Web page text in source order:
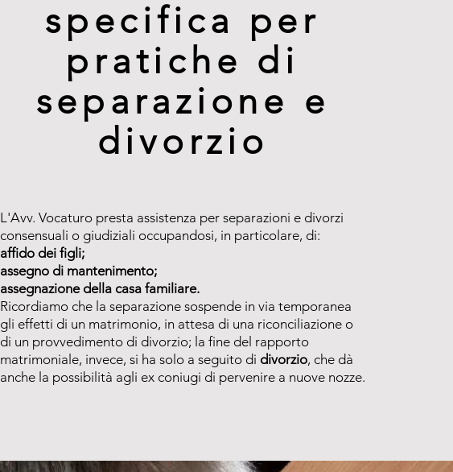
specifica per
pratiche di
separazione e
divorzio
L'Avv. Vocaturo presta assistenza per separazioni e divorzi
consensuali o giudiziali occupandosi, in particolare, di:
affido dei figli;
assegno di mantenimento;
assegnazione della casa familiare.
Ricordiamo che la separazione sospende in via temporanea
gli effetti di un matrimonio, in attesa di una riconciliazione o
di un provvedimento di divorzio; la fine del rapporto
matrimoniale, invece, si ha solo a seguito di divorzio, che dà
anche la possibilità agli ex coniugi di pervenire a nuove nozze.